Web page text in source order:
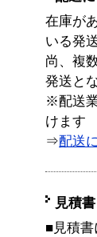
在庫が
いる発
尚、複
発送と
※配送
けます
⇒配送
見積
■見積書